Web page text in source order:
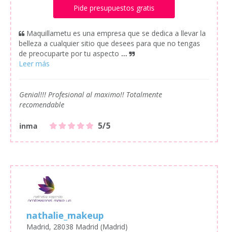
Pide presupuestos gratis
Maquillametu es una empresa que se dedica a llevar la
belleza a cualquier sitio que desees para que no tengas
de preocuparte por tu aspecto ...
Genial!!! Profesional al maximo!! Totalmente
recomendable
inma 5/5
nathalie_makeup
Madrid, 28038 Madrid (Madrid)